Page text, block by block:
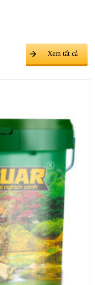
Xem tất cả